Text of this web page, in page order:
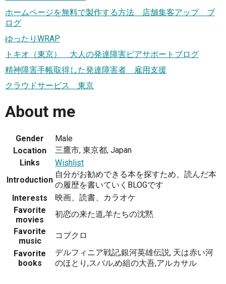
ホームページを無料で製作する方法 店舗集客アップ ブ
ログ
ゆったりWRAP
トキオ（東京） 大人の発達障害ピアサポートブログ
精神障害手帳取得した発達障害者 雇用支援
クラウドサービス 東京
About me
Gender
Male
Location
三鷹市, 東京都, Japan
Links
Wishlist
Introduction
自分がお勧めできる本を探すため、読んだ本
の履歴を書いていくBLOGです
Interests
映画、読書、カラオケ
Favorite
movies
初恋の来た道,羊たちの沈黙
Favorite
music
コブクロ
Favorite
books
デルフィニア戦記,銀河英雄伝説, 天は赤い河
のほとり,スバル,め組の大吾,アルカサル